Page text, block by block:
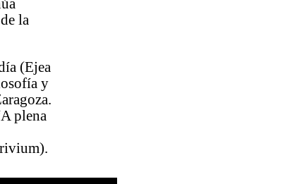
la
(Ejea
y
plena